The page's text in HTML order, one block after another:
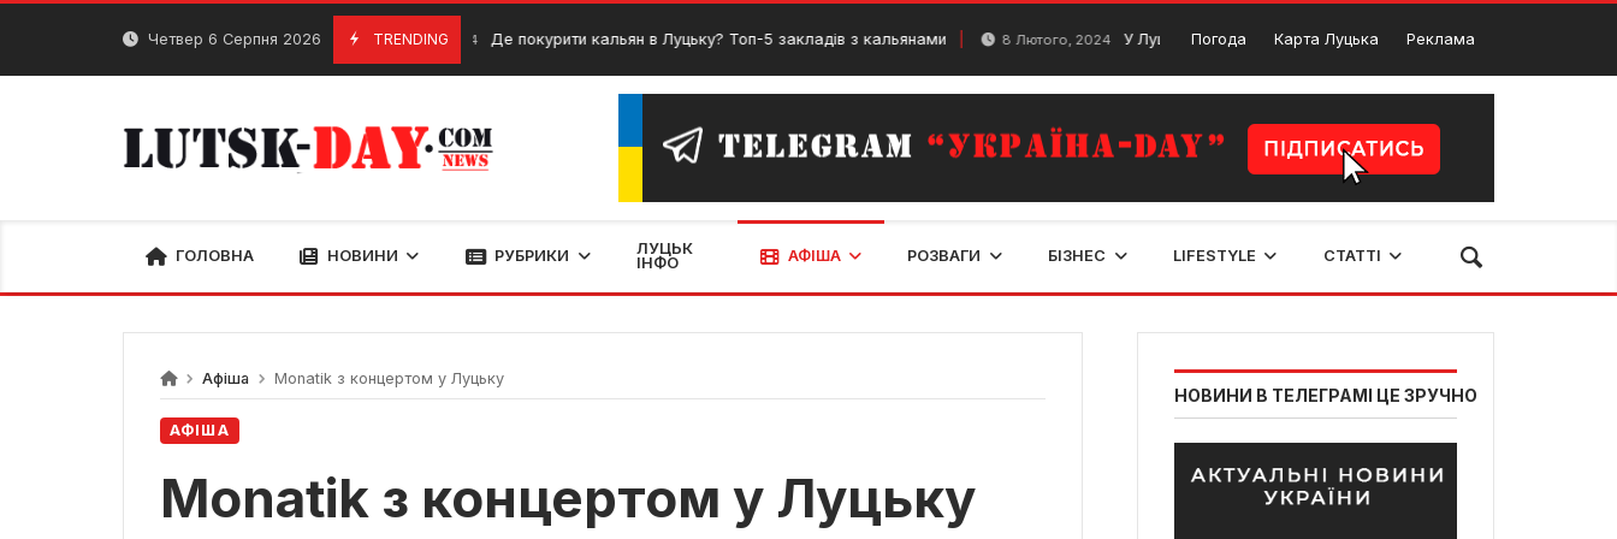
Skip
Четвер 6 Серпня 2026 TRENDING
18 Січня, 2024 Де покурити кальян в Луцьку? Топ-5 закладів з кальянами 8 Лютого, 2024 У Луцьку затопило Центральний парк на понад 25 гектарів
Погода Карта Луцька Реклама
ГОЛОВНА НОВИНИ РУБРИКИ
ЛУЦЬК
ІНФО
АФІША РОЗВАГИ БІЗНЕС LIFESTYLE СТАТТІ
Афіша Monatik з концертом у Луцьку
АФІША
Monatik з концертом у Луцьку
НОВИНИ В ТЕЛЕГРАМІ ЦЕ ЗРУЧНО